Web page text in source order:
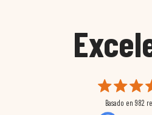
Basado en 982